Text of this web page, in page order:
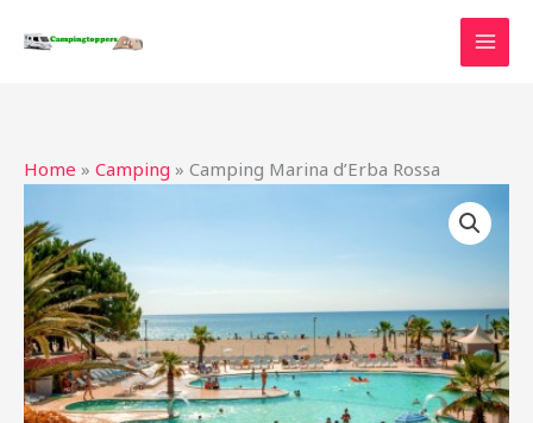
naar
Home » Camping » Camping Marina d’Erba Rossa